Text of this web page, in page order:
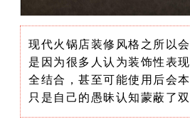
现代火锅店装修风格之所以
是因为很多人认为装饰性表
全结合，甚至可能使用后会
只是自己的愚昧认知蒙蔽了双